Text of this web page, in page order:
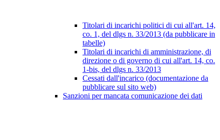
Titolari di incarichi politici di cui all'art. 14,
co. 1, del dlgs n. 33/2013 (da pubblicare in
tabelle)
Titolari di incarichi di amministrazione, di
direzione o di governo di cui all'art. 14, co.
1-bis, del dlgs n. 33/2013
Cessati dall'incarico (documentazione da
pubblicare sul sito web)
Sanzioni per mancata comunicazione dei dati